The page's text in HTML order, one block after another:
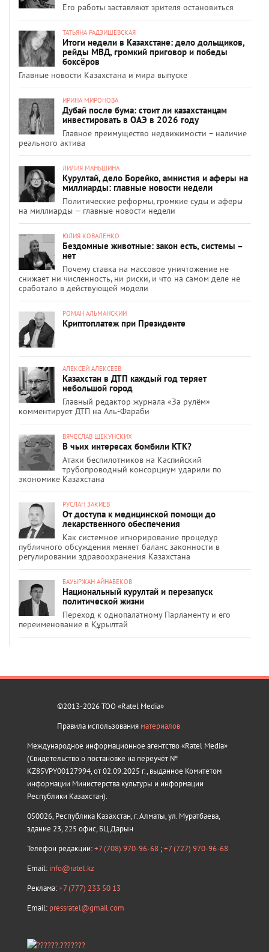
Его работы заставляют зрителя остановиться
ТАТЬЯНА РАДЗИШЕВСКАЯ
Итоги недели в Казахстане: дело дольщиков,
рейды МВД, громкий приговор и победы
боксёров
Главные новости Казахстана и мира выпуске
ИРИНА МИРОНОВА
Дубай после бума: стоит ли казахстанцам
инвестировать в ОАЭ в 2026 году
Главное преимущество недвижимости – наличие
реального актива
ЛИЛИЯ МАНЬШИНА
Курултай, дело Борейко, амнистия и аферы на
миллиарды: главные новости недели
Политические реформы, громкие суды и аферы
на миллиарды — главные новости недели
ЮЛИЯ КОВАЛЕНКО
Бездомные животные: закон есть, системы –
нет
Почему ставка на массовое уничтожение не
снижает ни численность, ни риски, и что на самом деле не
сработало в действующей модели
РОМАН АЛЬМАНСКИЙ
Криптоплатеж при Президенте
АЛЕКСЕЙ АЛЕКСЕЕВ
Казахстан в ДТП каждый год теряет
небольшой город
Главный редактор журнала «За рулём»
комментирует ДТП на Аль-Фараби
ВЯЧЕСЛАВ ЩЕКУНСКИХ
В чьих интересах бомбили КТК?
Атаки беспилотников на Каспийский
трубопроводный консорциум ударили по
экономике Казахстана
РУСЛАН ЗАКИЕВ
От доступа к медицинской помощи до
лекарственного обеспечения
Как системное игнорирование процедур
публичного обсуждения меняет баланс законности в
регулировании здравоохранения Казахстана
БАУЫРЖАН АЙНАБЕКОВ
Национальный курултай и перезапуск
политической жизни
Переход к однопалатному Парламенту и его
переименование в Құрылтай
©2013-2026 ТОО «Ratel Media»
Правила использования материалов
Международное информационное агентство «Ratel Media»
(Свидетельство о постановке на переучёт №
KZ85VPY00127994, от 02.09.2025 г., выданное Комитетом
информации Министерства культуры и информации
Республики Казахстан).
050026, Республика Казахстан, г. Алматы, ул. Муратбаева,
здание 23, 225 офис, БЦ Дарын
Телефон редакции:+7 (708) 970-96-68 ;+7 (727) 970-96-68
Email: info@ratel.kz
Реклама:+7 (777) 233 50 13
Email: pressratel@gmail.com